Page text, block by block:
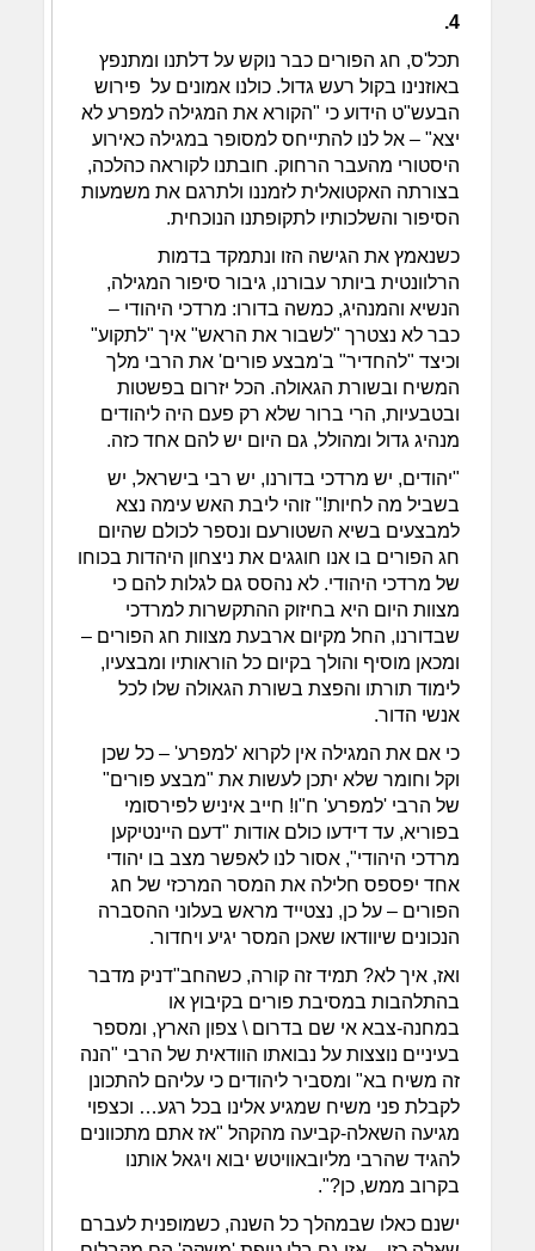
4.
תכל'ס, חג הפורים כבר נוקש על דלתנו ומתנפץ
באוזנינו בקול רעש גדול. כולנו אמונים על פירוש
הבעש"ט הידוע כי "הקורא את המגילה למפרע לא
יצא" – אל לנו להתייחס למסופר במגילה כאירוע
היסטורי מהעבר הרחוק. חובתנו לקוראה כהלכה,
בצורתה האקטואלית לזמננו ולתרגם את משמעות
הסיפור והשלכותיו לתקופתנו הנוכחית.
כשנאמץ את הגישה הזו ונתמקד בדמות
הרלוונטית ביותר עבורנו, גיבור סיפור המגילה,
הנשיא והמנהיג, כמשה בדורו: מרדכי היהודי –
כבר לא נצטרך "לשבור את הראש" איך "לתקוע"
וכיצד "להחדיר" ב'מבצע פורים' את הרבי מלך
המשיח ובשורת הגאולה. הכל יזרום בפשטות
ובטבעיות, הרי ברור שלא רק פעם היה ליהודים
מנהיג גדול ומהולל, גם היום יש להם אחד כזה.
"יהודים, יש מרדכי בדורנו, יש רבי בישראל, יש
בשביל מה לחיות!" זוהי ליבת האש עימה נצא
למבצעים בשיא השטורעם ונספר לכולם שהיום
חג הפורים בו אנו חוגגים את ניצחון היהדות בכוחו
של מרדכי היהודי. לא נהסס גם לגלות להם כי
מצוות היום היא בחיזוק ההתקשרות למרדכי
שבדורנו, החל מקיום ארבעת מצוות חג הפורים –
ומכאן מוסיף והולך בקיום כל הוראותיו ומבצעיו,
לימוד תורתו והפצת בשורת הגאולה שלו לכל
אנשי הדור.
כי אם את המגילה אין לקרוא 'למפרע' – כל שכן
וקל וחומר שלא יתכן לעשות את "מבצע פורים"
של הרבי 'למפרע' ח"ו! חייב איניש לפירסומי
בפוריא, עד דידעו כולם אודות "דעם היינטיקען
מרדכי היהודי", אסור לנו לאפשר מצב בו יהודי
אחד יפספס חלילה את המסר המרכזי של חג
הפורים – על כן, נצטייד מראש בעלוני ההסברה
הנכונים שיוודאו שאכן המסר יגיע ויחדור.
ואז, איך לא? תמיד זה קורה, כשהחב"דניק מדבר
בהתלהבות במסיבת פורים בקיבוץ או
במחנה-צבא אי שם בדרום \ צפון הארץ, ומספר
בעיניים נוצצות על נבואתו הוודאית של הרבי "הנה
זה משיח בא" ומסביר ליהודים כי עליהם להתכונן
לקבלת פני משיח שמגיע אלינו בכל רגע… וכצפוי
מגיעה השאלה-קביעה מהקהל "אז אתם מתכוונים
להגיד שהרבי מליובאוויטש יבוא ויגאל אותנו
בקרוב ממש, כן?".
ישנם כאלו שבמהלך כל השנה, כשמופנית לעברם